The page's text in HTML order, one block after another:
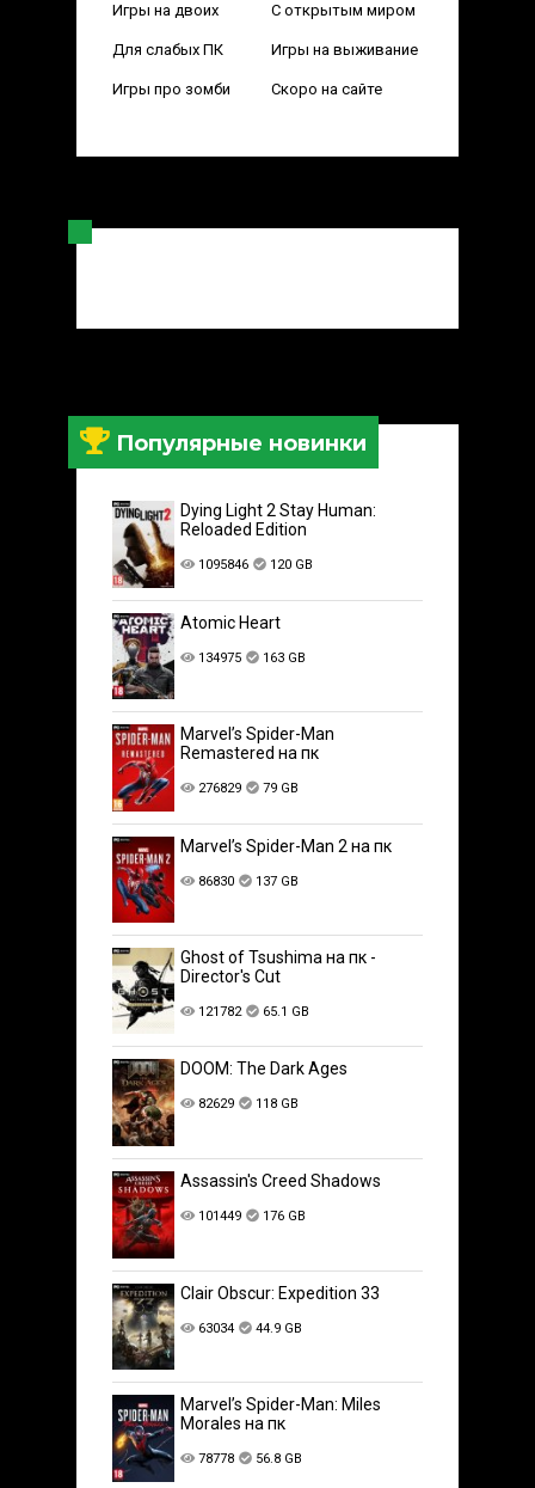
Игры на двоих С открытым миром
Для слабых ПК Игры на выживание
Игры про зомби Скоро на сайте
Популярные новинки
Dying Light 2 Stay Human:
Reloaded Edition
1095846 120 GB
Atomic Heart
134975 163 GB
Marvel’s Spider-Man
Remastered на пк
276829 79 GB
Marvel’s Spider-Man 2 на пк
86830 137 GB
Ghost of Tsushima на пк -
Director's Cut
121782 65.1 GB
DOOM: The Dark Ages
82629 118 GB
Assassin's Creed Shadows
101449 176 GB
Clair Obscur: Expedition 33
63034 44.9 GB
Marvel’s Spider-Man: Miles
Morales на пк
78778 56.8 GB